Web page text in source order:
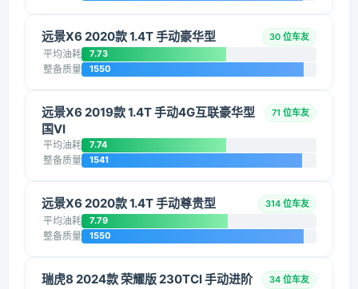
远景X6 2020款 1.4T 手动豪华型 30 位车友
平均油耗 7.73
整备质量 1550
远景X6 2019款 1.4T 手动4G互联豪华型
国VI
71 位车友
平均油耗 7.74
整备质量 1541
远景X6 2020款 1.4T 手动尊贵型 314 位车友
平均油耗 7.79
整备质量 1550
瑞虎8 2024款 荣耀版 230TCI 手动进阶
34 位车友